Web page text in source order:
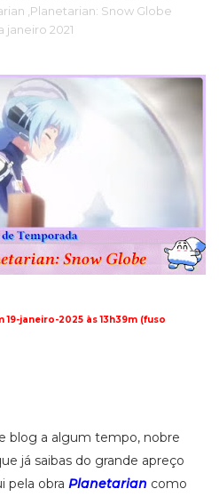
,Planetarian: Snow Globe
janeiro 2021
janeiro-2025 às 13h39m (fuso
blog a algum tempo, nobre
já saibas do grande apreço
pela obra Planetarian como